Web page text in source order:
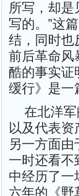
所写，却
写的。”这
结，同时也
前后革命风
酷的事实证
缓行》是一
在北洋
以及代表资
另一方面
一时还看不
中经历了一
六年的《野